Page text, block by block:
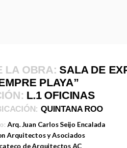
LA OBRA:SALA DE
PLAYA”
L.1 OFICINAS
QUINTANA ROO
Arq. Juan Carlos Seijo Encalada
Arquitectos y Asociados
de Arquitectos AC